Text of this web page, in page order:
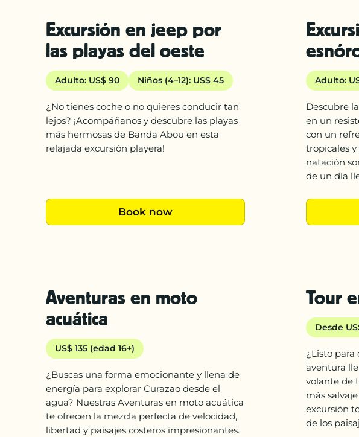
Excursión en jeep por
las playas del oeste
Adulto: US$ 90 Niños (4–12): US$ 45
¿No tienes coche o no quieres conducir tan
lejos? ¡Acompáñanos y descubre las playas
más hermosas de Banda Abou en esta
relajada excursión playera!
Book now
Adulto:
Descubre
en un
con un
tropicales
natación
de un día
Aventuras en moto
acuática
US$ 135 (edad 16+)
¿Buscas una forma emocionante y llena de
energía para explorar Curazao desde el
agua? Nuestras Aventuras en moto acuática
te ofrecen la mezcla perfecta de velocidad,
libertad y paisajes costeros impresionantes.
Tour
Desde
¿Listo
aventura
volante de
más
excursión
de los